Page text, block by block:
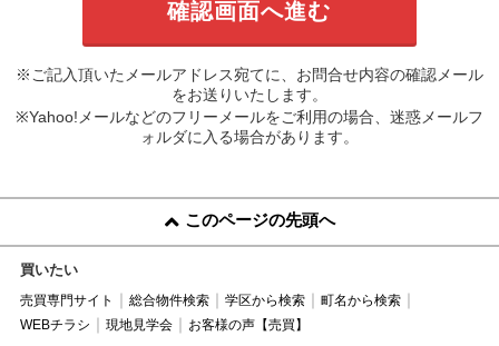
※ご記入頂いたメールアドレス宛てに、お問合せ内容の確認メール
をお送りいたします。
※Yahoo!メールなどのフリーメールをご利用の場合、迷惑メールフ
ォルダに入る場合があります。
このページの先頭へ
買いたい
売買専門サイト 総合物件検索 学区から検索
町名から検索
WEBチラシ
現地見学会 お客様の声【売買】